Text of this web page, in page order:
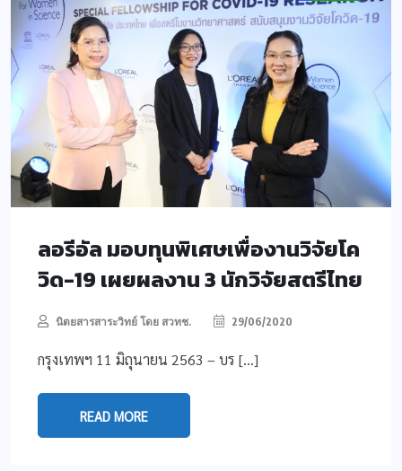
ลอรีอัล มอบทุนพิเศษเพื่องานวิจัยโค
วิด-19 เผยผลงาน 3 นักวิจัยสตรีไทย
นิตยสารสาระวิทย์ โดย สวทช. 29/06/2020
กรุงเทพฯ 11 มิถุนายน 2563 – บร […]
READ MORE